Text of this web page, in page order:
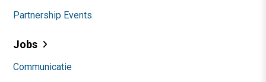
Partnership Events
Jobs
Communicatie